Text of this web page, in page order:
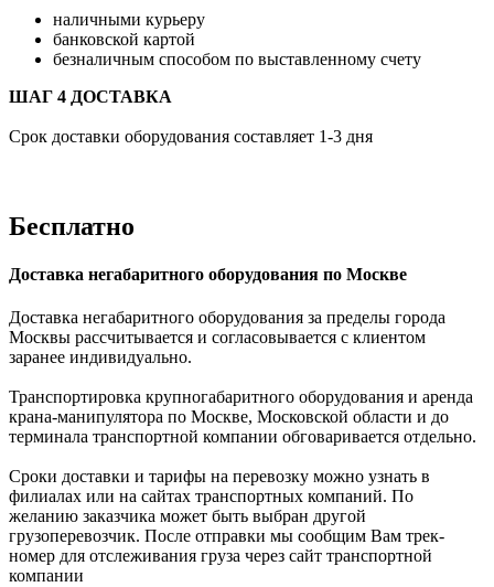
наличными курьеру
банковской картой
безналичным способом по выставленному счету
ШАГ 4 ДОСТАВКА
Срок доставки оборудования составляет 1-3 дня
Бесплатно
Доставка негабаритного оборудования по Москве
Доставка негабаритного оборудования за пределы города
Москвы рассчитывается и согласовывается с клиентом
заранее индивидуально.
Транспортировка крупногабаритного оборудования и аренда
крана-манипулятора по Москве, Московской области и до
терминала транспортной компании обговаривается отдельно.
Сроки доставки и тарифы на перевозку можно узнать в
филиалах или на сайтах транспортных компаний. По
желанию заказчика может быть выбран другой
грузоперевозчик. После отправки мы сообщим Вам трек-
номер для отслеживания груза через сайт транспортной
компании